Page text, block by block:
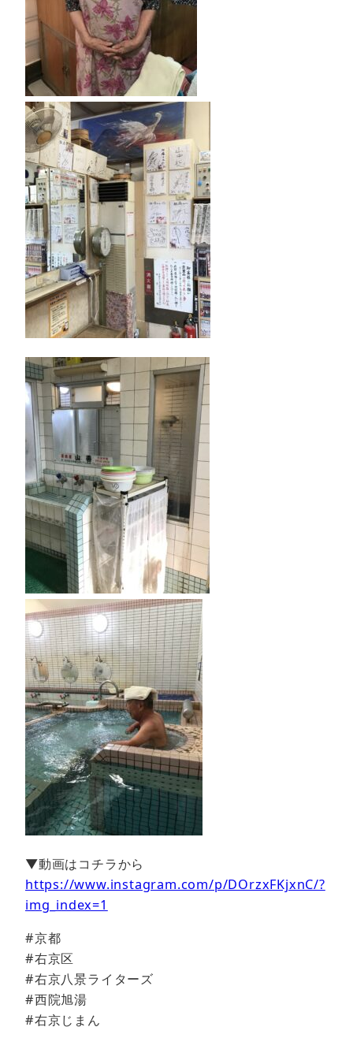
▼動画はコチラから
https://www.instagram.com/p/DOrzxFKjxnC/?
img_index=1
#京都
#右京区
#右京八景ライターズ
#西院旭湯
#右京じまん